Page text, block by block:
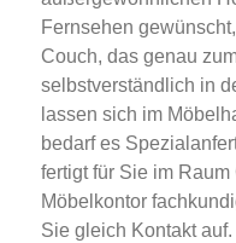
Fernsehen
Couch, das genau
selbstverständlich in
lassen sich im
bedarf es
fertigt für Sie im
Möbelkontor
Sie gleich Kontakt auf.